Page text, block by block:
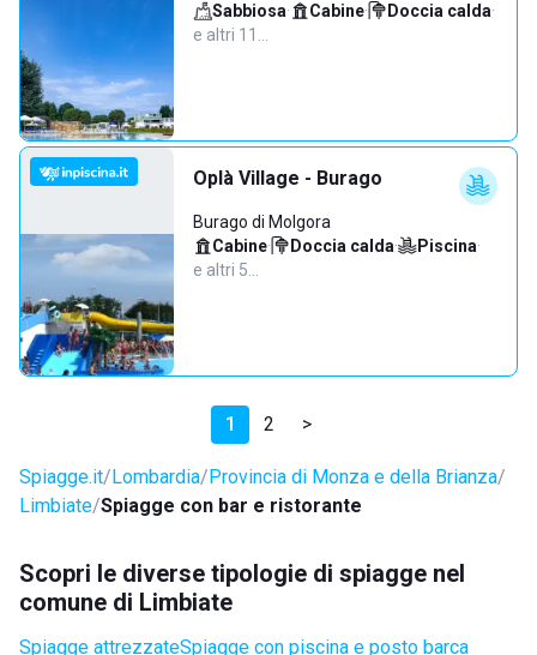
Sabbiosa· Cabine· Doccia calda·
e altri 11…
Oplà Village - Burago
Burago di Molgora
Cabine· Doccia calda· Piscina·
e altri 5…
1 2 >
Spiagge.it Lombardia Provincia di Monza e della Brianza
Limbiate Spiagge con bar e ristorante
Scopri le diverse tipologie di spiagge nel
comune di Limbiate
Spiagge attrezzateSpiagge con piscina e posto barca